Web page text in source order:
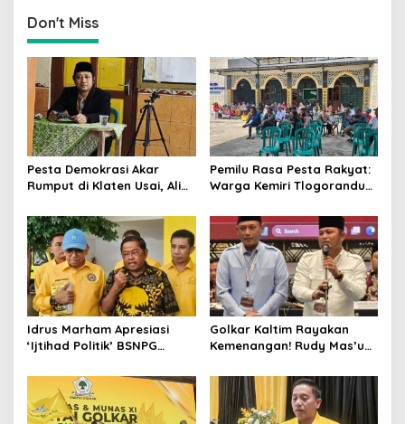
Don't Miss
Pesta Demokrasi Akar
Rumput di Klaten Usai, Alim
Kursi Ketua RW 04 Kemiri
Pemilu Rasa Pesta Rakyat:
Warga Kemiri Tlogorandu
Demokratis, Rebutan Door
Prize Menarik!
Idrus Marham Apresiasi
‘Ijtihad Politik’ BSNPG
Agar Rakyat Jadi Aktor
Utama di Pemilu!
Golkar Kaltim Rayakan
Kemenangan! Rudy Mas’ud-
MK Tegaskan Hasil Pilgub